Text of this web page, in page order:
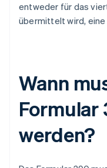
entweder für das
übermittelt wird,
Wann
werden?